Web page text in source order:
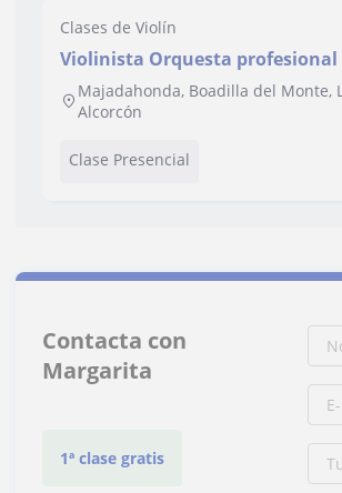
Clases de Violín
Violinista Orquesta profesional
Majadahonda, Boadilla del Monte,
Alcorcón
Clase Presencial
Contacta con
Margarita
1ª clase gratis